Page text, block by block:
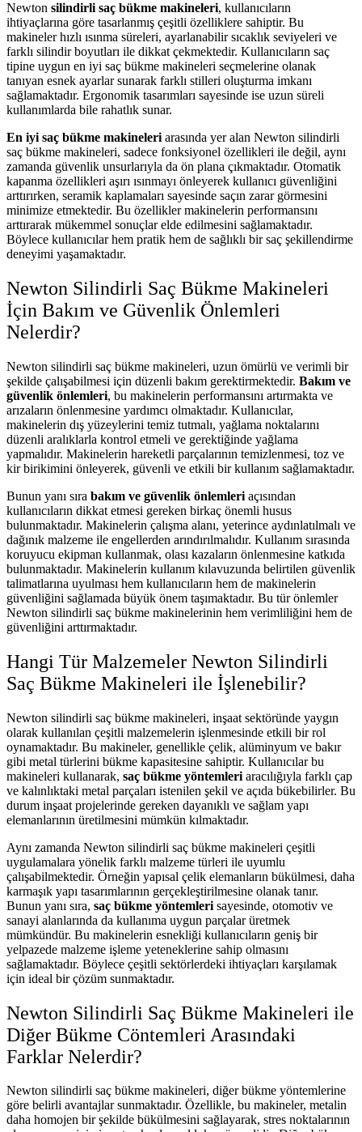
Newton silindirli saç bükme makineleri, kullanıcıların
ihtiyaçlarına göre tasarlanmış çeşitli özelliklere sahiptir. Bu
makineler hızlı ısınma süreleri, ayarlanabilir sıcaklık seviyeleri ve
farklı silindir boyutları ile dikkat çekmektedir. Kullanıcıların saç
tipine uygun en iyi saç bükme makineleri seçmelerine olanak
tanıyan esnek ayarlar sunarak farklı stilleri oluşturma imkanı
sağlamaktadır. Ergonomik tasarımları sayesinde ise uzun süreli
kullanımlarda bile rahatlık sunar.
En iyi saç bükme makineleri arasında yer alan Newton silindirli
saç bükme makineleri, sadece fonksiyonel özellikleri ile değil, aynı
zamanda güvenlik unsurlarıyla da ön plana çıkmaktadır. Otomatik
kapanma özellikleri aşırı ısınmayı önleyerek kullanıcı güvenliğini
arttırırken, seramik kaplamaları sayesinde saçın zarar görmesini
minimize etmektedir. Bu özellikler makinelerin performansını
arttırarak mükemmel sonuçlar elde edilmesini sağlamaktadır.
Böylece kullanıcılar hem pratik hem de sağlıklı bir saç şekillendirme
deneyimi yaşamaktadır.
Newton Silindirli Saç Bükme Makineleri
İçin Bakım ve Güvenlik Önlemleri
Nelerdir?
Newton silindirli saç bükme makineleri, uzun ömürlü ve verimli bir
şekilde çalışabilmesi için düzenli bakım gerektirmektedir. Bakım ve
güvenlik önlemleri, bu makinelerin performansını artırmakta ve
arızaların önlenmesine yardımcı olmaktadır. Kullanıcılar,
makinelerin dış yüzeylerini temiz tutmalı, yağlama noktalarını
düzenli aralıklarla kontrol etmeli ve gerektiğinde yağlama
yapmalıdır. Makinelerin hareketli parçalarının temizlenmesi, toz ve
kir birikimini önleyerek, güvenli ve etkili bir kullanım sağlamaktadır.
Bunun yanı sıra bakım ve güvenlik önlemleri açısından
kullanıcıların dikkat etmesi gereken birkaç önemli husus
bulunmaktadır. Makinelerin çalışma alanı, yeterince aydınlatılmalı ve
dağınık malzeme ile engellerden arındırılmalıdır. Kullanım sırasında
koruyucu ekipman kullanmak, olası kazaların önlenmesine katkıda
bulunmaktadır. Makinelerin kullanım kılavuzunda belirtilen güvenlik
talimatlarına uyulması hem kullanıcıların hem de makinelerin
güvenliğini sağlamada büyük önem taşımaktadır. Bu tür önlemler
Newton silindirli saç bükme makinelerinin hem verimliliğini hem de
güvenliğini arttırmaktadır.
Hangi Tür Malzemeler Newton Silindirli
Saç Bükme Makineleri ile İşlenebilir?
Newton silindirli saç bükme makineleri, inşaat sektöründe yaygın
olarak kullanılan çeşitli malzemelerin işlenmesinde etkili bir rol
oynamaktadır. Bu makineler, genellikle çelik, alüminyum ve bakır
gibi metal türlerini bükme kapasitesine sahiptir. Kullanıcılar bu
makineleri kullanarak, saç bükme yöntemleri aracılığıyla farklı çap
ve kalınlıktaki metal parçaları istenilen şekil ve açıda bükebilirler. Bu
durum inşaat projelerinde gereken dayanıklı ve sağlam yapı
elemanlarının üretilmesini mümkün kılmaktadır.
Aynı zamanda Newton silindirli saç bükme makineleri çeşitli
uygulamalara yönelik farklı malzeme türleri ile uyumlu
çalışabilmektedir. Örneğin yapısal çelik elemanların bükülmesi, daha
karmaşık yapı tasarımlarının gerçekleştirilmesine olanak tanır.
Bunun yanı sıra, saç bükme yöntemleri sayesinde, otomotiv ve
sanayi alanlarında da kullanıma uygun parçalar üretmek
mümkündür. Bu makinelerin esnekliği kullanıcıların geniş bir
yelpazede malzeme işleme yeteneklerine sahip olmasını
sağlamaktadır. Böylece çeşitli sektörlerdeki ihtiyaçları karşılamak
için ideal bir çözüm sunmaktadır.
Newton Silindirli Saç Bükme Makineleri ile
Diğer Bükme Cöntemleri Arasındaki
Farklar Nelerdir?
Newton silindirli saç bükme makineleri, diğer bükme yöntemlerine
göre belirli avantajlar sunmaktadır. Özellikle, bu makineler, metalin
daha homojen bir şekilde bükülmesini sağlayarak, stres noktalarının